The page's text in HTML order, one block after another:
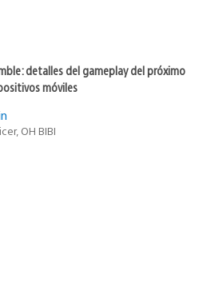
detalles del gameplay del próximo
móviles
OH BIBI